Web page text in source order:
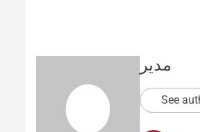
مدیر
See